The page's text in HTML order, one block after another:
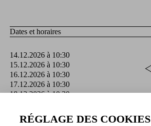
Dates et horaires
14.12.2026 à 10:30
15.12.2026 à 10:30
16.12.2026 à 10:30
17.12.2026 à 10:30
18.12.2026 à 10:30
Merci d'apporter votre tapis de yoga
RÉGLAGE DES COOKIES